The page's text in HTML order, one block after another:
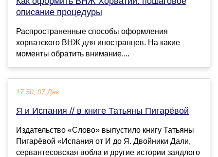
описание процедуры
Распространенные способы оформления
хорватского ВНЖ для иностранцев. На какие
моменты обратить внимание....
17:50, 07 Дек
Я и Испания // в книге Татьяны Пигарёвой
Издательство «Слово» выпустило книгу Татьяны
Пигарёвой «Испания от И до Я. Двойники Дали,
сервантесовская вобла и другие истории заядлого